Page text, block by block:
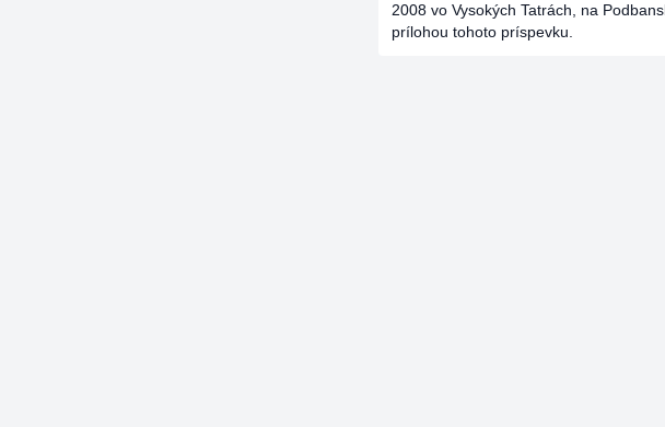
2008 vo Vysokých Tatrách, na
prílohou tohoto príspevku.